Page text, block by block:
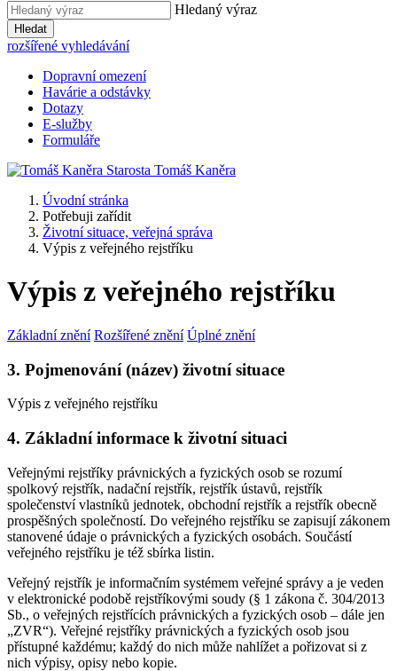
Hledaný výraz
Hledat
rozšířené vyhledávání
Dopravní omezení
Havárie a odstávky
Dotazy
E-služby
Formuláře
Starosta Tomáš Kaněra
Úvodní stránka
Potřebuji zařídit
Životní situace, veřejná správa
Výpis z veřejného rejstříku
Výpis z veřejného rejstříku
Základní znění Rozšířené znění Úplné znění
3. Pojmenování (název) životní situace
Výpis z veřejného rejstříku
4. Základní informace k životní situaci
Veřejnými rejstříky právnických a fyzických osob se rozumí
spolkový rejstřík, nadační rejstřík, rejstřík ústavů, rejstřík
společenství vlastníků jednotek, obchodní rejstřík a rejstřík obecně
prospěšných společností. Do veřejného rejstříku se zapisují zákonem
stanovené údaje o právnických a fyzických osobách. Součástí
veřejného rejstříku je též sbírka listin.
Veřejný rejstřík je informačním systémem veřejné správy a je veden
v elektronické podobě rejstříkovými soudy (§ 1 zákona č. 304/2013
Sb., o veřejných rejstřících právnických a fyzických osob – dále jen
„ZVR“). Veřejné rejstříky právnických a fyzických osob jsou
přístupné každému; každý do nich může nahlížet a pořizovat si z
nich výpisy, opisy nebo kopie.